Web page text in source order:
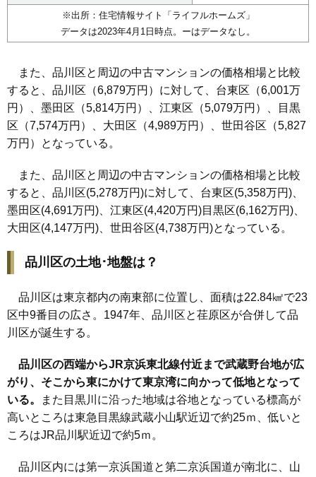
※出所：住宅情報サイト「ライフルホームズ」
データは2023年4月1日時点。ーはデータなし。
また、品川区と周辺の中古マンションの価格相場と比較
すると、品川区（6,879万円）に対して、台東区（6,001万
円）、墨田区（5,814万円）、江東区（5,079万円）、目黒
区（7,574万円）、大田区（4,989万円）、世田谷区（5,827
万円）となっている。
また、品川区と周辺の中古マンションの価格相場と比較
すると、品川区(5,278万円)に対して、台東区(5,358万円)、
墨田区(4,691万円)、江東区(4,420万円)目黒区(6,162万円)、
大田区(4,147万円)、世田谷区(4,738万円)となっている。
品川区の土地･地盤は？
品川区は東京都内の南東部に位置し、面積は22.84㎢で23
区中9番目の広さ。1947年、品川区と荏原区が合併して品
川区が誕生する。
品川
区の西端からJR京浜東北線付近まで武蔵野台地が広
がり、そこから東にかけて東京湾に向かって低地となって
いる。
また目黒川に沿った地域は谷地となっている標高が
高いところは東急目黒線武蔵小山駅近辺で約25ｍ、低いと
ころはJR品川駅近辺で約5ｍ。
品川区内には第一京浜国道と第二京浜国道が南北に、山